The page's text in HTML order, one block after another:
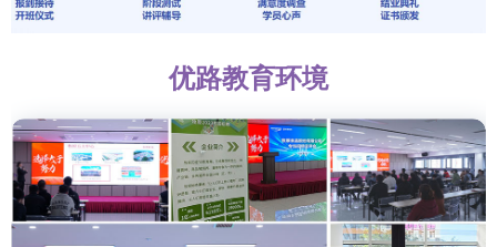
优路教育环境